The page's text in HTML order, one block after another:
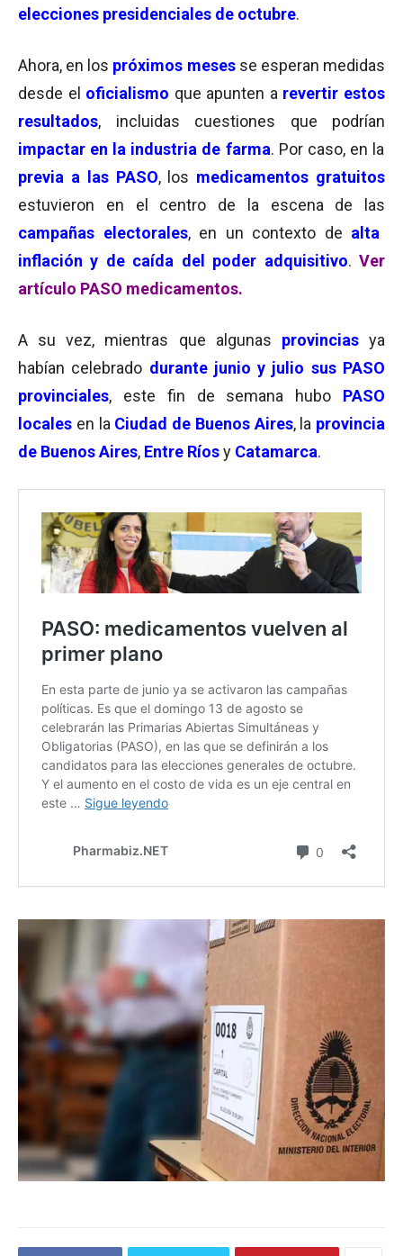
elecciones presidenciales de octubre.
Ahora, en los próximos mesesse esperan medidas
desde el oficialismo que apunten a revertir estos
resultados, incluidas cuestiones que podrían
impactar en la industria de farma. Por caso, en la
previa a las PASO, los medicamentos gratuitos
estuvieron en el centro de la escena de las
campañas electorales, en un contexto de alta
inflación y de caída del poder adquisitivo.Ver
artículo PASO medicamentos.
A su vez, mientras que algunas provinciasya
habían celebrado durante junio y julio sus PASO
provinciales, este fin de semana hubo PASO
locales en la Ciudad de Buenos Aires, la provincia
de Buenos Aires, Entre Ríosy Catamarca.